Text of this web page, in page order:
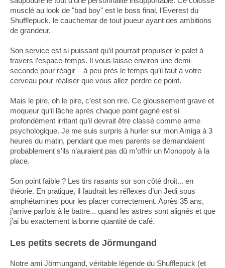
musclé au look de "bad boy" est le boss final, l’Everest du
Shufflepuck, le cauchemar de tout joueur ayant des ambitions
de grandeur.
Son service est si puissant qu’il pourrait propulser le palet à
travers l’espace-temps. Il vous laisse environ une demi-
seconde pour réagir – à peu près le temps qu’il faut à votre
cerveau pour réaliser que vous allez perdre ce point.
Mais le pire, oh le pire, c’est son rire. Ce gloussement grave et
moqueur qu’il lâche après chaque point gagné est si
profondément irritant qu’il devrait être classé comme arme
psychologique. Je me suis surpris à hurler sur mon Amiga à 3
heures du matin, pendant que mes parents se demandaient
probablement s’ils n’auraient pas dû m’offrir un Monopoly à la
place.
Son point faible ? Les tirs rasants sur son côté droit... en
théorie. En pratique, il faudrait les réflexes d’un Jedi sous
amphétamines pour les placer correctement. Après 35 ans,
j’arrive parfois à le battre... quand les astres sont alignés et que
j’ai bu exactement la bonne quantité de café.
Les petits secrets de Jörmungand
Notre ami Jörmungand, véritable légende du Shufflepuck (et